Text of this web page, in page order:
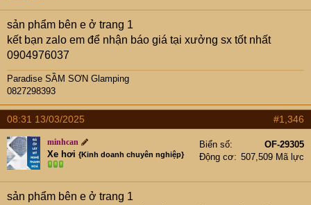
sản phẩm bên e ở trang 1
kết bạn zalo em để nhận báo giá tại xưởng sx tốt nhất
0904976037
Paradise SẦM SƠN Glamping
0827298393
08:31 13/03/2025 #1,346
minhcan
Xe hơi {Kinh doanh chuyên nghiệp}
Biển số
OF-29305
Động cơ
507,509 Mã lực
sản phẩm bên e ở trang 1